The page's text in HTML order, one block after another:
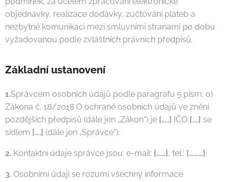
objednávky, realizace dodávky, zúčtování plateb a
nezbytné komunikaci mezi smluvními stranami po dobu
vyžadovanou podle zvláštních právních předpisů.
Základní ustanovení
1.Správcem osobních údajů podle paragrafu 5 písm. o)
Zákona č. 18/2018 O ochraně osobních údajů ve znění
pozdějších předpisů (dále jen „Zákon“) je […..] IČO [….] se
sídlem [….] (dále jen „Správce“);
2. Kontaktní údaje správce jsou: e-mail: [……], tel.: [………];
3. Osobními údaji se rozumí všechny informace